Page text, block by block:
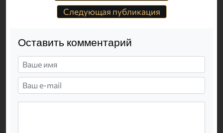
Следующая публикация
Оставить комментарий